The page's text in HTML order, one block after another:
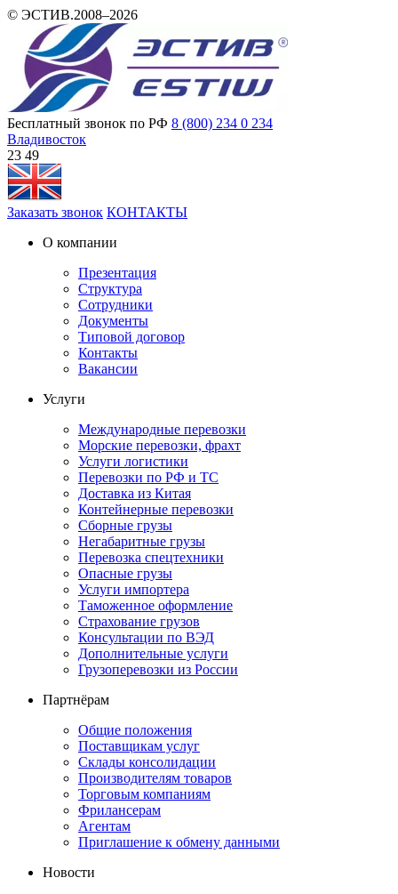
© ЭСТИВ.2008–2026
Бесплатный звонок по РФ 8 (800) 234 0 234
Владивосток
23 49
Заказать звонок КОНТАКТЫ
О компании
Презентация
Структура
Сотрудники
Документы
Типовой договор
Контакты
Вакансии
Услуги
Международные перевозки
Морские перевозки, фрахт
Услуги логистики
Перевозки по РФ и ТС
Доставка из Китая
Контейнерные перевозки
Сборные грузы
Негабаритные грузы
Перевозка спецтехники
Опасные грузы
Услуги импортера
Таможенное оформление
Страхование грузов
Консультации по ВЭД
Дополнительные услуги
Грузоперевозки из России
Партнёрам
Общие положения
Поставщикам услуг
Склады консолидации
Производителям товаров
Торговым компаниям
Фрилансерам
Агентам
Приглашение к обмену данными
Новости